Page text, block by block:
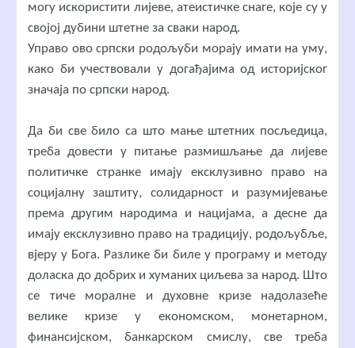
могу искористити лијеве, атеистичке снаге, које су у
својој дубини штетне за сваки народ.
Управо ово српски родољуби морају имати на уму,
како би учествовали у догађајима од историјског
значаја по српски народ.
Да би све било са што мање штетних посљедица,
треба довести у питање размишљање да лијеве
политичке странке имају ексклузивно право на
социјалну заштиту, солидарност и разумијевање
према другим народима и нацијама, а десне да
имају ексклузивно право на традицију, родољубље,
вјеру у Бога. Разлике би биле у програму и методу
доласка до добрих и хуманих циљева за народ. Што
се тиче моралне и духовне кризе надолазеће
велике кризе у економском, монетарном,
финансијском, банкарском смислу, све треба